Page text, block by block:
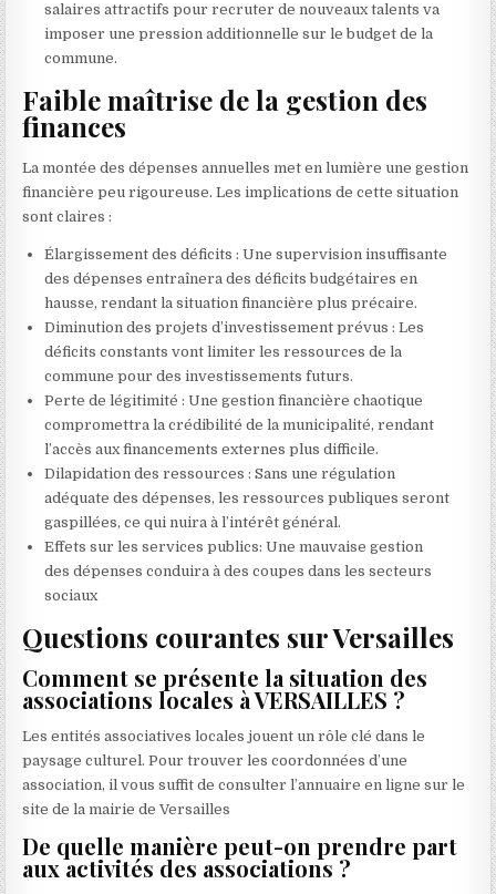
salaires attractifs pour recruter de nouveaux talents va
imposer une pression additionnelle sur le budget de la
commune.
Faible maîtrise de la gestion des
finances
La montée des dépenses annuelles met en lumière une gestion
financière peu rigoureuse. Les implications de cette situation
sont claires :
Élargissement des déficits : Une supervision insuffisante
des dépenses entraînera des déficits budgétaires en
hausse, rendant la situation financière plus précaire.
Diminution des projets d’investissement prévus : Les
déficits constants vont limiter les ressources de la
commune pour des investissements futurs.
Perte de légitimité : Une gestion financière chaotique
compromettra la crédibilité de la municipalité, rendant
l’accès aux financements externes plus difficile.
Dilapidation des ressources : Sans une régulation
adéquate des dépenses, les ressources publiques seront
gaspillées, ce qui nuira à l’intérêt général.
Effets sur les services publics: Une mauvaise gestion
des dépenses conduira à des coupes dans les secteurs
sociaux
Questions courantes sur Versailles
Comment se présente la situation des
associations locales à VERSAILLES ?
Les entités associatives locales jouent un rôle clé dans le
paysage culturel. Pour trouver les coordonnées d’une
association, il vous suffit de consulter l’annuaire en ligne sur le
site de la mairie de Versailles
De quelle manière peut-on prendre part
aux activités des associations ?